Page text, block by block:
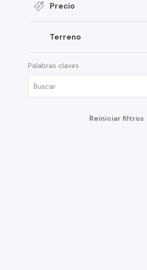
Precio
Terreno
Palabras claves
Reiniciar filtros